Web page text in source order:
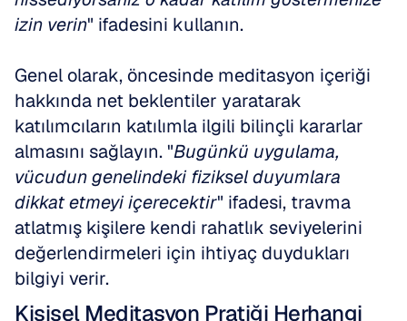
izin verin" ifadesini kullanın.
Genel olarak, öncesinde meditasyon içeriği
hakkında net beklentiler yaratarak
katılımcıların katılımla ilgili bilinçli kararlar
almasını sağlayın. "Bugünkü uygulama,
vücudun genelindeki fiziksel duyumlara
dikkat etmeyi içerecektir" ifadesi, travma
atlatmış kişilere kendi rahatlık seviyelerini
değerlendirmeleri için ihtiyaç duydukları
bilgiyi verir.
Kişisel Meditasyon Pratiği Herhangi